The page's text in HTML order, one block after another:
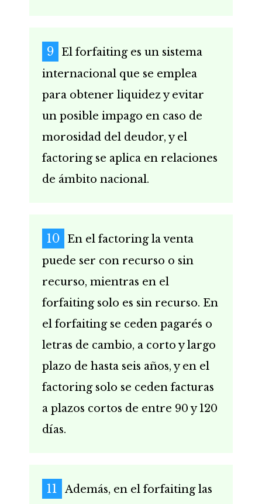
El forfaiting es un sistema
internacional que se emplea
para obtener liquidez y evitar
un posible impago en caso de
morosidad del deudor, y el
factoring se aplica en relaciones
de ámbito nacional.
En el factoring la venta
puede ser con recurso o sin
recurso, mientras en el
forfaiting solo es sin recurso. En
el forfaiting se ceden pagarés o
letras de cambio, a corto y largo
plazo de hasta seis años, y en el
factoring solo se ceden facturas
a plazos cortos de entre 90 y 120
días.
Además, en el forfaiting las